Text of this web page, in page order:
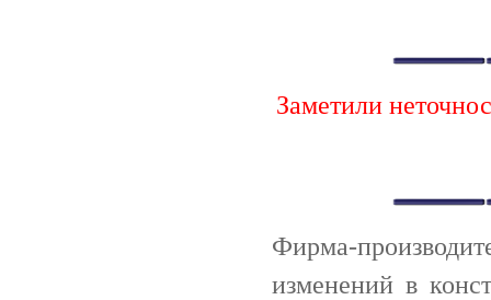
Заметили
Фирма-
изменений в